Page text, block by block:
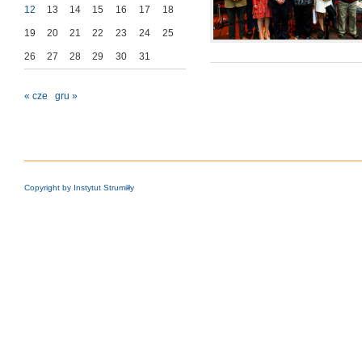
12 13 14 15 16 17 18
19 20 21 22 23 24 25
26 27 28 29 30 31
« cze gru »
Copyright by Instytut Strumiłły